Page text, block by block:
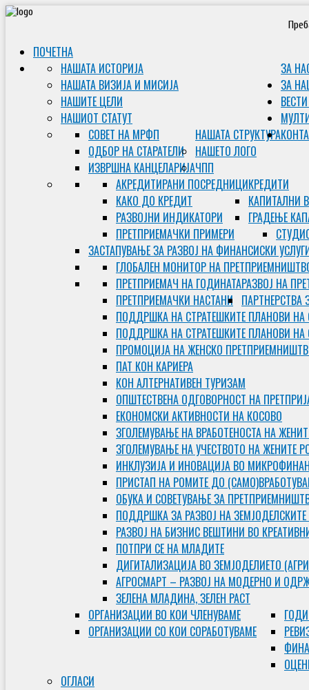
ПОЧЕТНА
ЗА
НАШАТА ИСТОРИЈА
НАШАТА ВИЗИЈА И МИСИЈА
НАШИТЕ ЦЕЛИ
НАШИОТ СТАТУТ
НАШАТА СТРУКТУРА
СОВЕТ НА МРФП
ОДБОР НА СТАРАТЕЛИ
ИЗВРШНА КАНЦЕЛАРИЈА
НАШЕТО ЛОГО
ЧПП
ЗА
КРЕДИТИ
АКРЕДИТИРАНИ ПОСРЕДНИЦИ
КАКО ДО КРЕДИТ
РАЗВОЈНИ ИНДИКАТОРИ
ПРЕТПРИЕМАЧКИ ПРИМЕРИ
КАПИТАЛНИ
ГРАДЕЊЕ
ЗАСТАПУВАЊЕ ЗА РАЗВОЈ НА ФИНАНСИСКИ
ГЛОБАЛЕН МОНИТОР НА
РАЗВОЈ НА
ПРЕТПРИЕМАЧ НА ГОДИНАТА
ПРЕТПРИЕМАЧКИ НАСТАНИ ПАРТНЕРСТВА
ПОДДРШКА НА СТРАТЕШКИТЕ ПЛАНОВИ НА
ПОДДРШКА НА СТРАТЕШКИТЕ ПЛАНОВИ НА
ПРОМОЦИЈА НА ЖЕНСКО
ПАТ КОН КАРИЕРА
КОН АЛТЕРНАТИВЕН ТУРИЗАМ
ОПШТЕСТВЕНА ОДГОВОРНОСТ НА
ЕКОНОМСКИ АКТИВНОСТИ НА КОСОВО
ЗГОЛЕМУВАЊЕ НА ВРАБОТЕНОСТА НА
ЗГОЛЕМУВАЊЕ НА УЧЕСТВОТО НА ЖЕНИТЕ
ИНКЛУЗИЈА И ИНОВАЦИЈА ВО
ПРИСТАП НА РОМИТЕ ДО
ОБУКА И СОВЕТУВАЊЕ ЗА
ПОДДРШКА ЗА РАЗВОЈ НА
РАЗВОЈ НА БИЗНИС ВЕШТИНИ ВО
ПОТПРИ СЕ НА МЛАДИТЕ
ДИГИТАЛИЗАЦИЈА ВО ЗЕМЈОДЕЛИЕТО
АГРОСМАРТ – РАЗВОЈ НА МОДЕРНО И
ЗЕЛЕНА МЛАДИНА, ЗЕЛЕН РАСТ
ОРГAНИЗАЦИИ ВО КОИ ЧЛЕНУВАМЕ
ОРГАНИЗАЦИИ СО КОИ СОРАБОТУВАМЕ
ОГЛАСИ